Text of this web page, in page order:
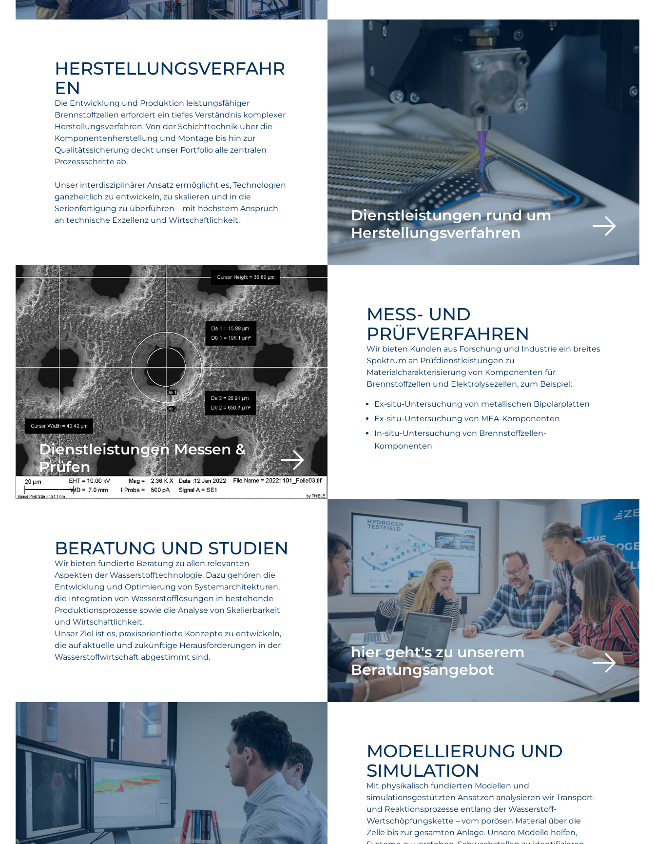
HERSTELLUNGSVERFAHR
EN
Die Entwicklung und Produktion leistungsfähiger
Brennstoffzellen erfordert ein tiefes Verständnis komplexer
Herstellungsverfahren. Von der Schichttechnik über die
Komponentenherstellung und Montage bis hin zur
Qualitätssicherung deckt unser Portfolio alle zentralen
Prozessschritte ab.
Unser interdisziplinärer Ansatz ermöglicht es, Technologien
ganzheitlich zu entwickeln, zu skalieren und in die
Serienfertigung zu überführen – mit höchstem Anspruch
an technische Exzellenz und Wirtschaftlichkeit.
Dienstleistungen rund um
Herstellungsverfahren
MESS- UND
PRÜFVERFAHREN
Wir bieten Kunden aus Forschung und Industrie ein breites
Spektrum an Prüfdienstleistungen zu
Materialcharakterisierung von Komponenten für
Brennstoffzellen und Elektrolysezellen, zum Beispiel:
Ex-situ-Untersuchung von metallischen Bipolarplatten
Ex-situ-Untersuchung von MEA-Komponenten
In-situ-Untersuchung von Brennstoffzellen-
Komponenten
Dienstleistungen Messen &
Prüfen
BERATUNG UND STUDIEN
Wir bieten fundierte Beratung zu allen relevanten
Aspekten der Wasserstofftechnologie. Dazu gehören die
Entwicklung und Optimierung von Systemarchitekturen,
die Integration von Wasserstofflösungen in bestehende
Produktionsprozesse sowie die Analyse von Skalierbarkeit
und Wirtschaftlichkeit.
Unser Ziel ist es, praxisorientierte Konzepte zu entwickeln,
die auf aktuelle und zukünftige Herausforderungen in der
Wasserstoffwirtschaft abgestimmt sind.
hier geht's zu unserem
Beratungsangebot
MODELLIERUNG UND
SIMULATION
Mit physikalisch fundierten Modellen und
simulationsgestützten Ansätzen analysieren wir Transport-
und Reaktionsprozesse entlang der Wasserstoff-
Wertschöpfungskette – vom porösen Material über die
Zelle bis zur gesamten Anlage. Unsere Modelle helfen,